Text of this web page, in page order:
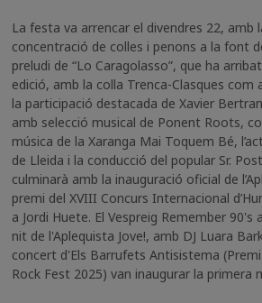
La festa va arrencar el divendres 22, amb
concentració de colles i penons a la font
preludi de “Lo Caragolasso”, que ha
edició, amb la colla Trenca-Clasques com
la participació destacada de Xavier Bertran
amb selecció musical de Ponent Roots,
música de la Xaranga Mai Toquem Bé,
de Lleida i la conducció del popular Sr.
culminarà amb la inauguració oficial de
premi del XVIII Concurs Internacional
a Jordi Huete. El Vespreig Remember 90's
nit de l'Aplequista Jove!, amb DJ Luara
concert d'Els Barrufets Antisistema
Rock Fest 2025) van inaugurar la primera